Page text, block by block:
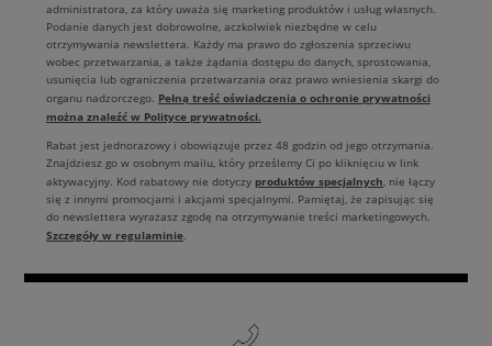
administratora, za który uważa się marketing produktów i usług własnych.
Podanie danych jest dobrowolne, aczkolwiek niezbędne w celu
otrzymywania newslettera. Każdy ma prawo do zgłoszenia sprzeciwu
wobec przetwarzania, a także żądania dostępu do danych, sprostowania,
usunięcia lub ograniczenia przetwarzania oraz prawo wniesienia skargi do
organu nadzorczego. Pełną treść oświadczenia o ochronie prywatności
można znaleźć w Polityce prywatności.
Rabat jest jednorazowy i obowiązuje przez 48 godzin od jego otrzymania.
Znajdziesz go w osobnym mailu, który prześlemy Ci po kliknięciu w link
aktywacyjny. Kod rabatowy nie dotyczy produktów specjalnych , nie łączy
się z innymi promocjami i akcjami specjalnymi. Pamiętaj, że zapisując się
do newslettera wyrażasz zgodę na otrzymywanie treści marketingowych.
Szczegóły w regulaminie